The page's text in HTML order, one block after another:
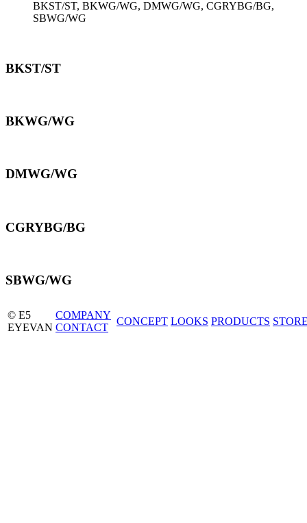
BKST/ST, BKWG/WG, DMWG/WG, CGRYBG/BG,
SBWG/WG
BKST/ST
BKWG/WG
DMWG/WG
CGRYBG/BG
SBWG/WG
© E5
EYEVAN
COMPANY
CONTACT
CONCEPT LOOKS PRODUCTS